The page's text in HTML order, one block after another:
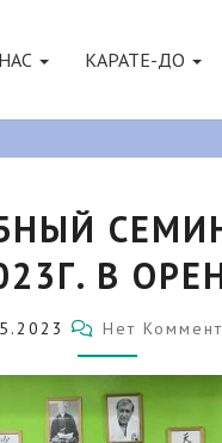
КАРАТЕ-ДО
Й
ЛЕТНИЙ
УЧЕБНЫЙ
ТЕНГУ-
РЮ
6-
7
МАЯ
В
Комментарии
Нет